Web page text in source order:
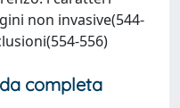
non invasive(544-
556)
completa